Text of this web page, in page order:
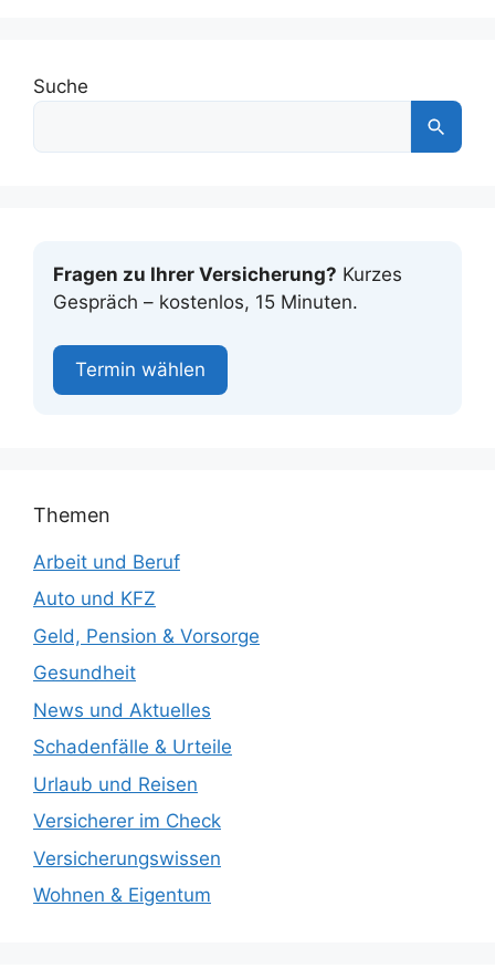
Suche
Fragen zu Ihrer Versicherung? Kurzes
Gespräch – kostenlos, 15 Minuten.
Termin wählen
Themen
Arbeit und Beruf
Auto und KFZ
Geld, Pension & Vorsorge
Gesundheit
News und Aktuelles
Schadenfälle & Urteile
Urlaub und Reisen
Versicherer im Check
Versicherungswissen
Wohnen & Eigentum